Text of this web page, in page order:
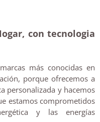
con tecnologia
más conocidas en
porque ofrecemos a
personalizada y hacemos
estamos comprometidos
y las energías